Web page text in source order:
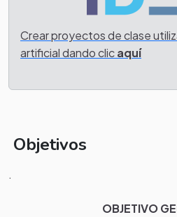
Crear proyectos de clase
artificial dando clicaquí
Objetivos
.
OBJETIVO